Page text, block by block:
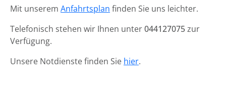
Mit unserem Anfahrtsplan finden Sie uns leichter.
Telefonisch stehen wir Ihnen unter044127075zur
Verfügung.
Unsere Notdienste finden Sie hier.